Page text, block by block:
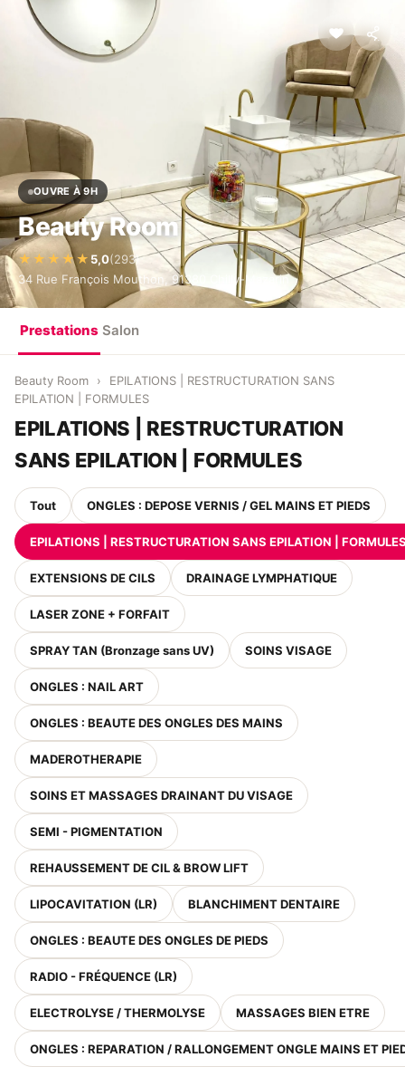
OUVRE À 9H
Beauty Room
★★★★★ 5,0(293)·
34 Rue François Mouthon, 91380 Chilly-Mazarin
Prestations Salon
Beauty Room ›
EPILATIONS | RESTRUCTURATION SANS
EPILATION | FORMULES
EPILATIONS | RESTRUCTURATION
SANS EPILATION | FORMULES
Tout ONGLES : DEPOSE VERNIS / GEL MAINS ET PIEDS
EPILATIONS | RESTRUCTURATION SANS EPILATION |
EXTENSIONS DE CILS DRAINAGE LYMPHATIQUE
LASER ZONE + FORFAIT
SPRAY TAN (Bronzage sans UV) SOINS VISAGE
ONGLES : NAIL ART
ONGLES : BEAUTE DES ONGLES DES MAINS
MADEROTHERAPIE
SOINS ET MASSAGES DRAINANT DU VISAGE
SEMI - PIGMENTATION
REHAUSSEMENT DE CIL & BROW LIFT
LIPOCAVITATION (LR) BLANCHIMENT DENTAIRE
ONGLES : BEAUTE DES ONGLES DE PIEDS
RADIO - FRÉQUENCE (LR)
ELECTROLYSE / THERMOLYSE MASSAGES BIEN ETRE
ONGLES : REPARATION / RALLONGEMENT ONGLE MAINS ET